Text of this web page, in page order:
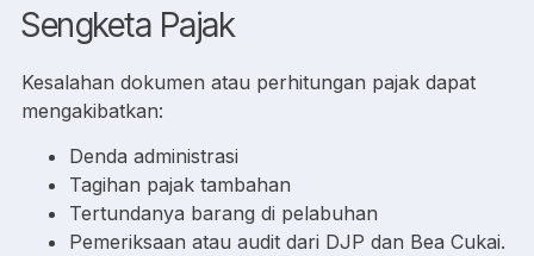
Sengketa Pajak
Kesalahan dokumen atau perhitungan pajak dapat
mengakibatkan:
Denda administrasi
Tagihan pajak tambahan
Tertundanya barang di pelabuhan
Pemeriksaan atau audit dari DJP dan Bea Cukai.